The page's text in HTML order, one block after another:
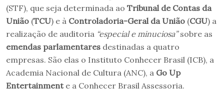
(STF), que seja determinada ao Tribunal de Contas da
União (TCU) e à Controladoria-Geral da União (CGU) a
realização de auditoria “especial e minuciosa”sobre as
emendas parlamentares destinadas a quatro
empresas. São elas o Instituto Conhecer Brasil (ICB), a
Academia Nacional de Cultura (ANC), a Go Up
Entertainmente a Conhecer Brasil Assessoria.